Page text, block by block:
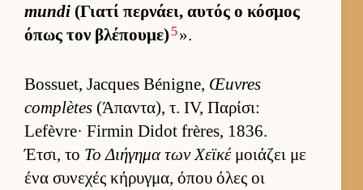
mundi (Γιατί περ­νάει, αυ­τός ο κόσμος
όπως τον βλέπου­με) 5».
Bossuet, Jacques Bénigne, Œuvres
complètes (Άπαντα), τ. IV, Παρίσι:
Lefèvre· Firmin Didot frères, 1836.
Έτσι, το Το Διήγημα των Χεϊκέμοιάζει με
ένα συνεχές κήρυγ­μα, όπου όλες οι